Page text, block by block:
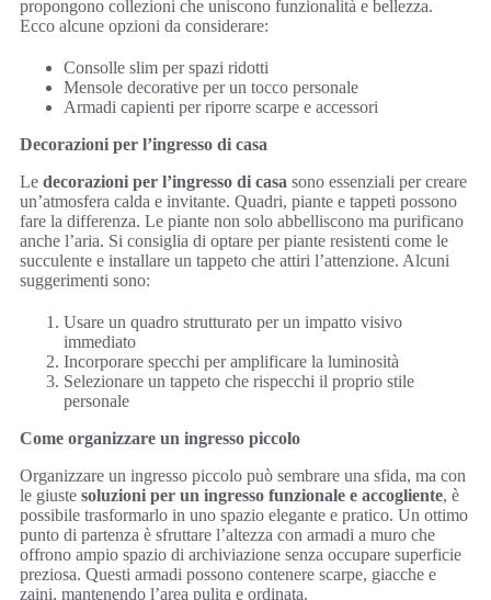
propongono collezioni che uniscono funzionalità e bellezza.
Ecco alcune opzioni da considerare:
Consolle slim per spazi ridotti
Mensole decorative per un tocco personale
Armadi capienti per riporre scarpe e accessori
Decorazioni per l’ingresso di casa
Le decorazioni per l’ingresso di casa sono essenziali per creare
un’atmosfera calda e invitante. Quadri, piante e tappeti possono
fare la differenza. Le piante non solo abbelliscono ma purificano
anche l’aria. Si consiglia di optare per piante resistenti come le
succulente e installare un tappeto che attiri l’attenzione. Alcuni
suggerimenti sono:
Usare un quadro strutturato per un impatto visivo
immediato
Incorporare specchi per amplificare la luminosità
Selezionare un tappeto che rispecchi il proprio stile
personale
Come organizzare un ingresso piccolo
Organizzare un ingresso piccolo può sembrare una sfida, ma con
le giuste soluzioni per un ingresso funzionale e accogliente, è
possibile trasformarlo in uno spazio elegante e pratico. Un ottimo
punto di partenza è sfruttare l’altezza con armadi a muro che
offrono ampio spazio di archiviazione senza occupare superficie
preziosa. Questi armadi possono contenere scarpe, giacche e
zaini, mantenendo l’area pulita e ordinata.